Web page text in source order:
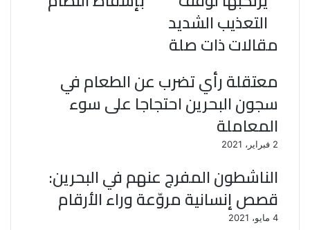
التعذيب الشديد
مقالات ذات صلة
معتقلة رأي تضرب عن الطعام في
سجون البحرين احتجاجا على سوء
المعاملة
2 فبراير، 2021
الناشطون المفرج عنهم في البحرين:
قصص إنسانية مروّعة وراء الأرقام
4 مايو، 2021